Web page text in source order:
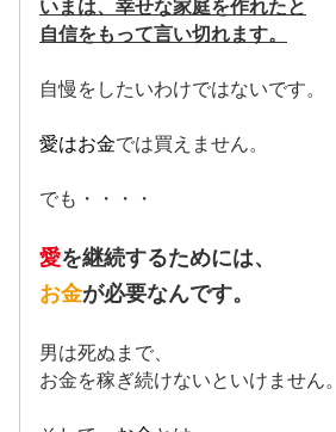
いまは、幸せな家庭を作れたと
自信をもって言い切れます。
自慢をしたいわけではないです。
愛はお金では買えません。
でも・・・・
愛を継続するためには、
お金が必要なんです。
男は死ぬまで、
お金を稼ぎ続けないといけません。